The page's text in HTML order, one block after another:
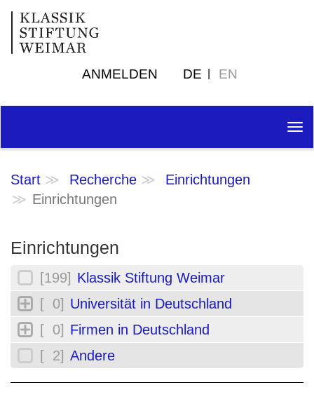
ANMELDEN DE EN
Start Recherche
Einrichtungen
Einrichtungen
Einrichtungen
[199] Klassik Stiftung Weimar
[ 0] Universität in Deutschland
[ 0] Firmen in Deutschland
[ 2] Andere